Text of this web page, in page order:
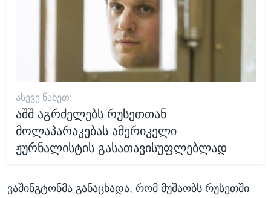
ᲐᲡᲔᲕᲔ ᲜᲐᲮᲔᲗ:
აშშ აგრძელებს რუსეთთან
მოლაპარაკებას ამერიკელი
ჟურნალისტის გასათავისუფლებლად
ვაშინგტონმა განაცხადა, რომ მუშაობს რუსეთში